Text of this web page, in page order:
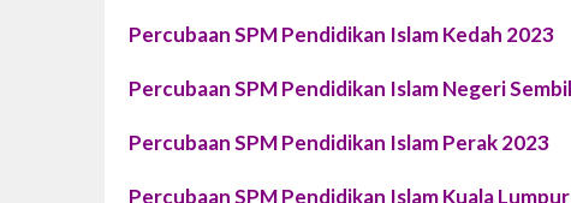
Percubaan SPM Pendidikan Islam Kedah 2023
Percubaan SPM Pendidikan Islam Negeri
Percubaan SPM Pendidikan Islam Perak 2023
Percubaan SPM Pendidikan Islam Kuala